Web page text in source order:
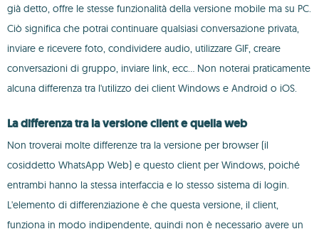
già detto, offre le stesse funzionalità della versione mobile ma su PC.
Ciò significa che potrai continuare qualsiasi conversazione privata,
inviare e ricevere foto, condividere audio, utilizzare GIF, creare
conversazioni di gruppo, inviare link, ecc... Non noterai praticamente
alcuna differenza tra l'utilizzo dei client Windows e Android o iOS.
La differenza tra la versione client e quella web
Non troverai molte differenze tra la versione per browser (il
cosiddetto WhatsApp Web) e questo client per Windows, poiché
entrambi hanno la stessa interfaccia e lo stesso sistema di login.
L'elemento di differenziazione è che questa versione, il client,
funziona in modo indipendente, quindi non è necessario avere un